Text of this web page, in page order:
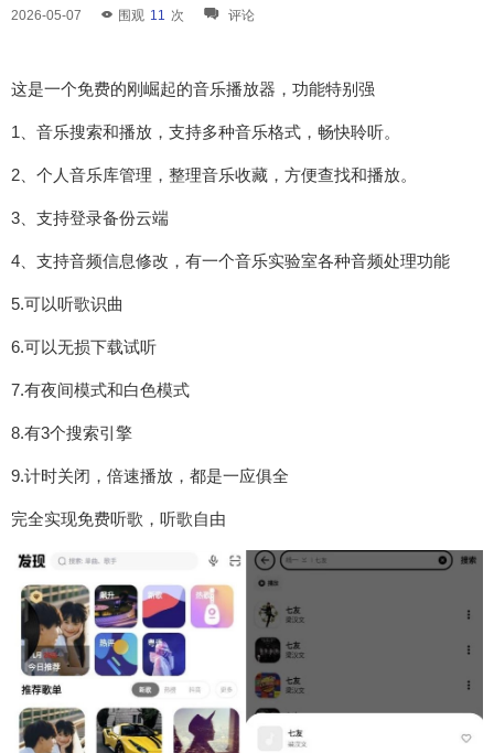
2026-05-07 围观 11 次 评论
这是一个免费的刚崛起的音乐播放器，功能特别强
1、音乐搜索和播放，支持多种音乐格式，畅快聆听。
2、个人音乐库管理，整理音乐收藏，方便查找和播放。
3、支持登录备份云端
4、支持音频信息修改，有一个音乐实验室各种音频处理功能
5.可以听歌识曲
6.可以无损下载试听
7.有夜间模式和白色模式
8.有3个搜索引擎
9.计时关闭，倍速播放，都是一应俱全
完全实现免费听歌，听歌自由